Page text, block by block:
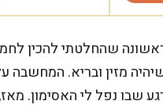
שהחלטתי להכין
מזין ובריא.
שבו נפל לי האסימון.